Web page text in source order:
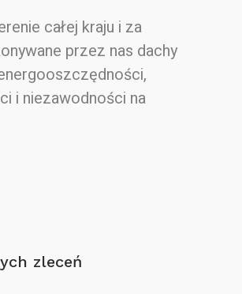
całej kraju i za
przez nas dachy
i niezawodności na
zleceń